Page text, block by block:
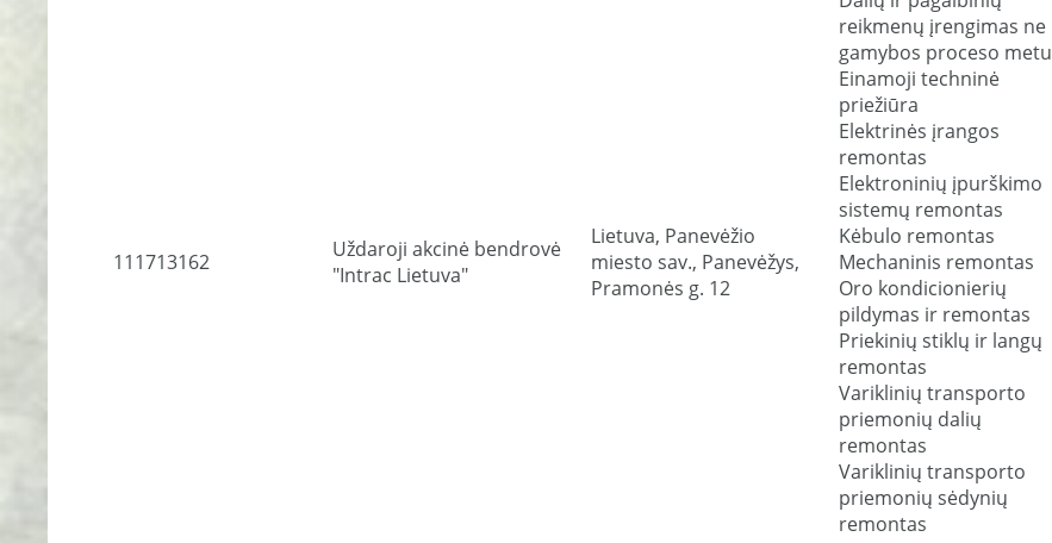
111713162
Uždaroji akcinė bendrovė
"Intrac Lietuva"
Lietuva, Panevėžio
miesto sav., Panevėžys,
Pramonės g. 12
reikmenų įrengimas ne
gamybos proceso metu
Einamoji techninė
priežiūra
Elektrinės įrangos
remontas
Elektroninių įpurškimo
sistemų remontas
Kėbulo remontas
Mechaninis remontas
Oro kondicionierių
pildymas ir remontas
Priekinių stiklų ir langų
remontas
Variklinių transporto
priemonių dalių
remontas
Variklinių transporto
priemonių sėdynių
remontas